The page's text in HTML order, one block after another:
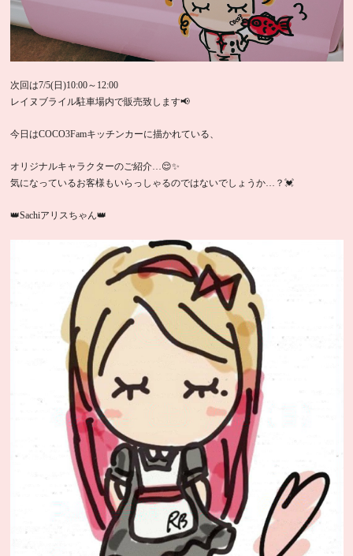
次回は7/5(日)10:00～12:00
レイヌブライル駐車場内で販売致します📢
今日はCOCO3Famキッチンカーに描かれている、
オリジナルキャラクターのご紹介…😌✨
気になっているお客様もいらっしゃるのではないでしょうか…？💓
👑Sachiアリスちゃん👑